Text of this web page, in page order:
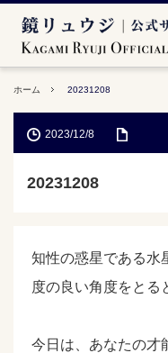
ホーム 20231208
2023/12/8
20231208
知性の惑星である水
度の良い角度をとる
今日は、あなたの才